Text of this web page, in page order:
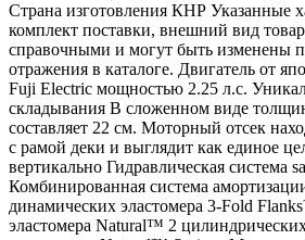
Страна изготовления КНР Указанные
комплект поставки, внешний вид
справочными и могут быть изменены
отражения в каталоге. Двигатель от
Fuji Electric мощностью 2.25 л.с.
складывания В сложенном виде
составляет 22 см. Моторный отсек
с рамой деки и выглядит как единое
вертикально Гидравлическая система
Комбинированная система
динамических эластомера 3-Fold
эластомера Natural™ 2